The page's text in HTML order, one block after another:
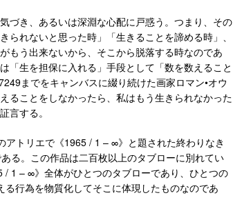
づき、あるいは深淵な心配に戸惑う。つまり、その
られないと思った時」「生きることを諦める時」、
もう出来ないから、そこから脱落する時なのであ
「生を担保に入れる」手段として「数を数えること
までをキャンバスに綴り続けた画家ロマン•オウ
ることをしなかったら、私はもう生きられなかった
言する。
アトリエで《1965 / 1 – ∞》と題された終わりなき
る。この作品は二百枚以上のタブローに別れてい
1 – ∞》全体がひとつのタブローであり、ひとつの
行為を物質化してそこに体現したものなのであ